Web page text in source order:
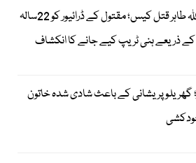
عبداللہ طاہر قتل کیس؛ مقتول کے ڈرائیور کو 22سالہ
ذریعے ہنی ٹریپ کیے جانے کا انکشاف
گھریلو پریشانی کے باعث شادی شدہ خاتون